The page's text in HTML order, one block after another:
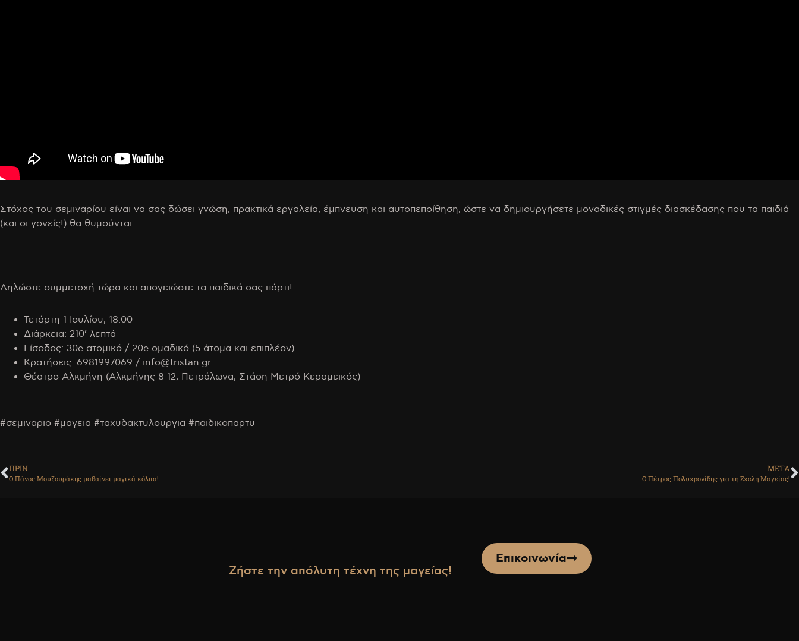
Στόχος του σεμιναρίου είναι να σας δώσει γνώση, πρακτικά εργαλεία, έμπνευση και αυτοπεποίθηση, ώστε να δημιουργήσετε μοναδικές στιγμές διασκέδασης που τα παιδιά
(και οι γονείς!) θα θυμούνται.
Δηλώστε συμμετοχή τώρα και απογειώστε τα παιδικά σας πάρτι!
Τετάρτη 1 Ιουλίου, 18:00
Διάρκεια: 210’ λεπτά
Είσοδος: 30e ατομικό / 20e ομαδικό (5 άτομα και επιπλέον)
Κρατήσεις: 6981997069 / info@tristan.gr
Θέατρο Αλκμήνη (Αλκμήνης 8-12, Πετράλωνα, Στάση Μετρό Κεραμεικός)
#σεμιναριο #μαγεια #ταχυδακτυλουργια #παιδικοπαρτυ
ΠΡΙΝ
Ο Πάνος Μουζουράκης μαθαίνει μαγικά κόλπα!
ΜΕΤΑ
Ο Πέτρος Πολυχρονίδης για τη Σχολή Μαγείας!
Ζήστε την απόλυτη τέχνη της μαγείας!
Επικοινωνία